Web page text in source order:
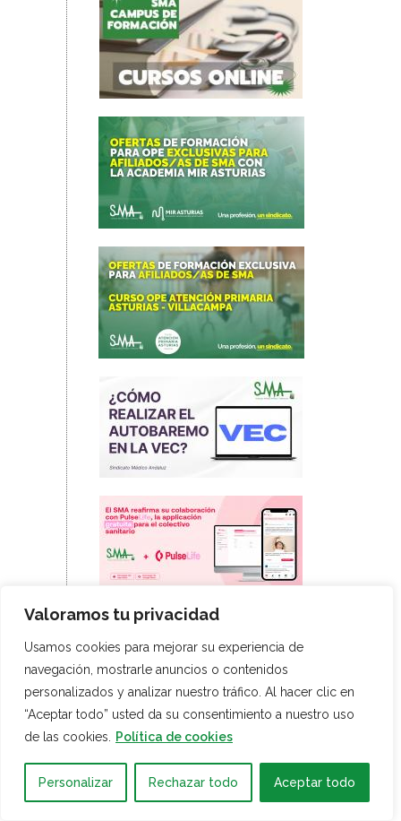
Valoramos tu privacidad
Usamos cookies para mejorar su experiencia de
navegación, mostrarle anuncios o contenidos
personalizados y analizar nuestro tráfico. Al hacer clic en
“Aceptar todo” usted da su consentimiento a nuestro uso
de las cookies.
Política de cookies
Personalizar Rechazar todo Aceptar todo